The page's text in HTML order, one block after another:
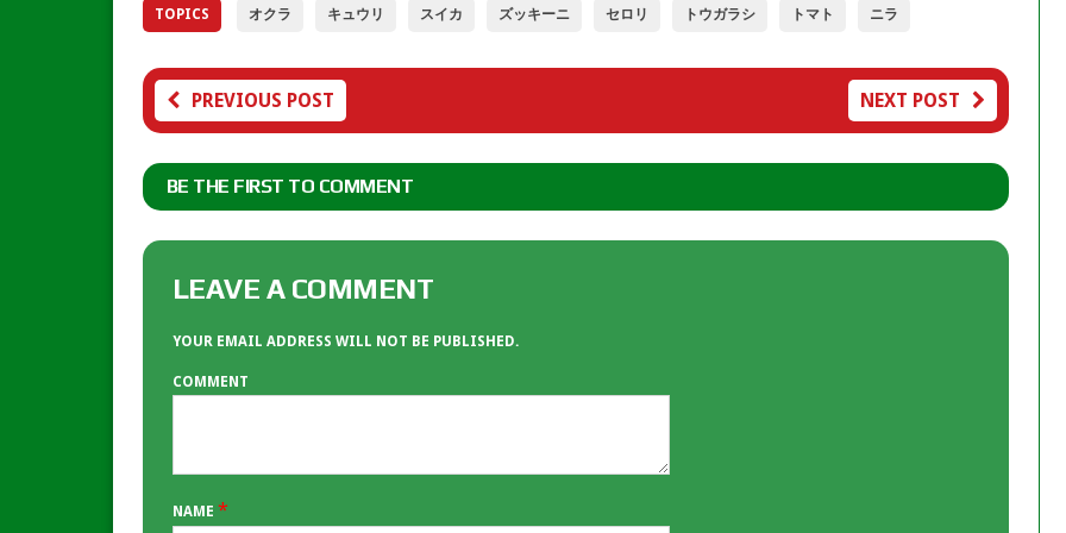
TOPICS オクラ キュウリ スイカ ズッキーニ セロリ トウガラシ トマト ニラ
PREVIOUS POST NEXT POST
BE THE FIRST TO COMMENT
LEAVE A COMMENT
YOUR EMAIL ADDRESS WILL NOT BE PUBLISHED.
COMMENT
NAME *